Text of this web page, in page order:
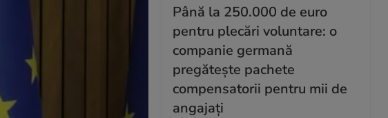
Până la 250.000 de euro
pentru plecări voluntare: o
companie germană
pregătește pachete
compensatorii pentru mii de
angajați